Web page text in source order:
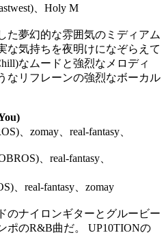
、Holy M
た夢幻的な雰囲気のミディアム
な気持ちを夜明けになぞらえて
なムードと強烈なメロディ
なリフレーンの強烈なボーカル
、zomay、real-fantasy、
、real-fantasy、
、real-fantasy、zomay
のナイロンギターとグルービー
ポのR&B曲だ。 UP10TIONの